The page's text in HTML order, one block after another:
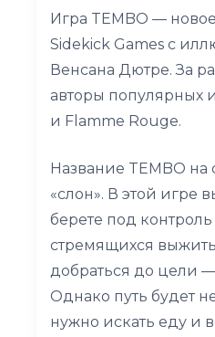
Игра TEMBO —
Sidekick Games с
Венсана Дютре. За
авторы популярных
и Flamme Rouge.
Название TEMBO на
«слон». В этой игре
берете под контроль
стремящихся
добраться до цели —
Однако путь будет
нужно искать еду и